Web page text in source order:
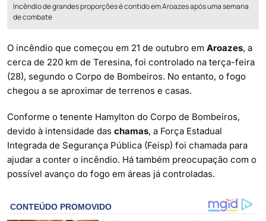
Incêndio de grandes proporções é contido em Aroazes após uma semana
de combate
O incêndio que começou em 21 de outubro em Aroazes, a
cerca de 220 km de Teresina, foi controlado na terça-feira
(28), segundo o Corpo de Bombeiros. No entanto, o fogo
chegou a se aproximar de terrenos e casas.
Conforme o tenente Hamylton do Corpo de Bombeiros,
devido à intensidade das chamas, a Força Estadual
Integrada de Segurança Pública (Feisp) foi chamada para
ajudar a conter o incêndio. Há também preocupação com o
possível avanço do fogo em áreas já controladas.